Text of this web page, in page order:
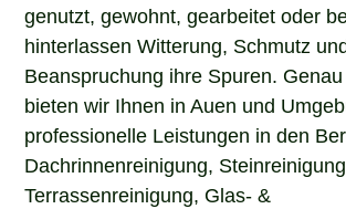
genutzt, gewohnt, gearbeitet oder
hinterlassen Witterung, Schmutz
Beanspruchung ihre Spuren.
bieten wir Ihnen in Auen und
professionelle Leistungen in den
Dachrinnenreinigung,
Terrassenreinigung, Glas- &